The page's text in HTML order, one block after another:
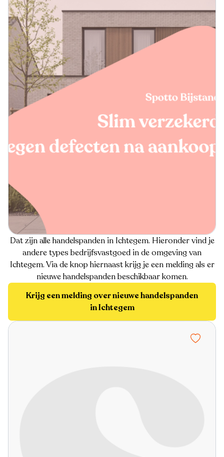
Dat zijn alle handelspanden in Ichtegem. Hieronder vind je
andere types bedrijfsvastgoed in de omgeving van
Ichtegem. Via de knop hiernaast krijg je een melding als er
nieuwe handelspanden beschikbaar komen.
Krijg een melding over nieuwe handelspanden
in Ichtegem